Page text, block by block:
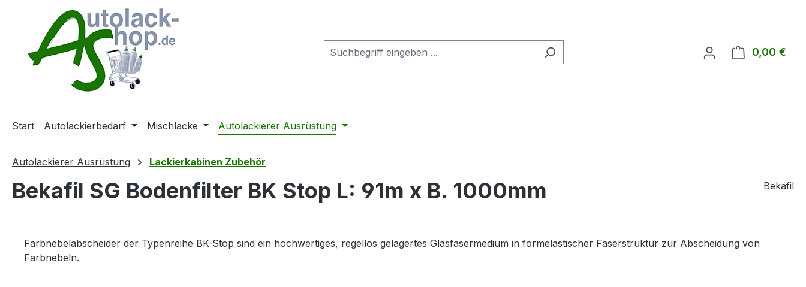
Hauptinhalt springen
Zur Suche springen
Zur Hauptnavigation springen
0,00 €
Start Autolackierbedarf Mischlacke Autolackierer Ausrüstung
Autolackierer Ausrüstung Lackierkabinen Zubehör
Bekafil SG Bodenfilter BK Stop L: 91m x B. 1000mm Bekafil
Farbnebelabscheider der Typenreihe BK-Stop sind ein hochwertiges, regellos gelagertes Glasfasermedium in formelastischer Faserstruktur zur Abscheidung von
Farbnebeln.